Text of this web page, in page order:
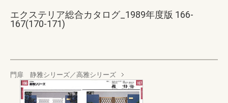
エクステリア総合カタログ_1989年度版 166-
167(170-171)
門扉 静雅シリーズ／高雅シリーズ